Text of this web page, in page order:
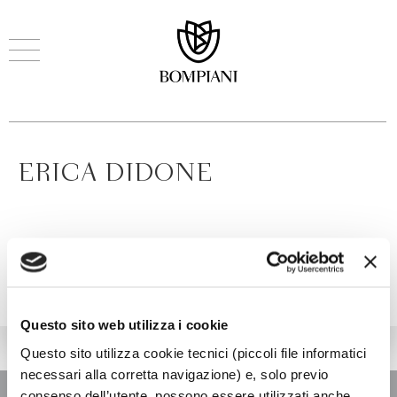
Questo sito web utilizza i cookie
Questo sito utilizza cookie tecnici (piccoli file informatici
necessari alla corretta navigazione) e, solo previo
ERICA DIDONE